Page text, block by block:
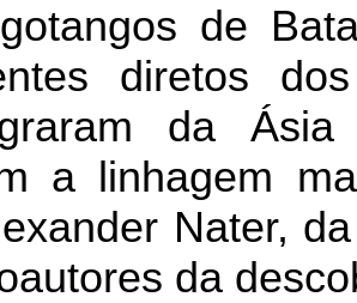
de
diretos
da Ásia
a linhagem
Nater,
da